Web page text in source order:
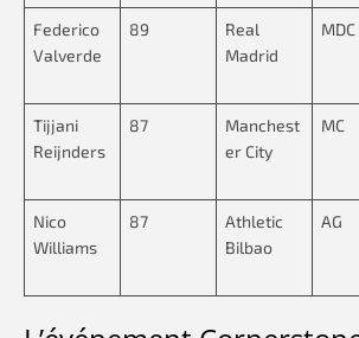
Federico
Valverde
89
Real
Madrid
MDC
Tijjani
Reijnders
87
Manchest
er City
MC
Nico
Williams
87
Athletic
Bilbao
AG